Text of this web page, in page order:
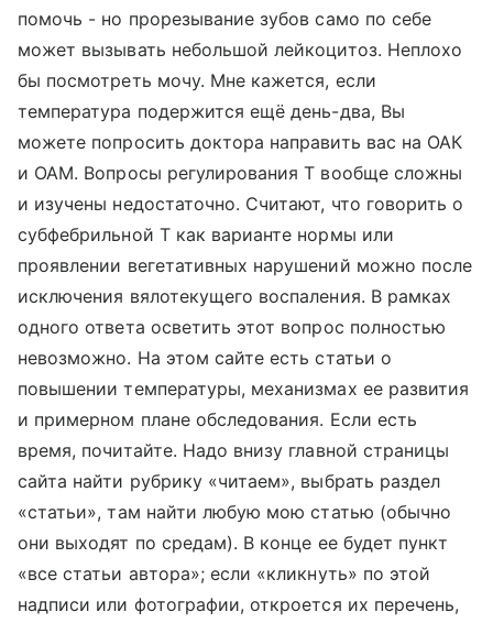
помочь - но прорезывание зубов само по себе
может вызывать небольшой лейкоцитоз. Неплохо
бы посмотреть мочу. Мне кажется, если
температура подержится ещё день-два, Вы
можете попросить доктора направить вас на ОАК
и ОАМ. Вопросы регулирования Т вообще сложны
и изучены недостаточно. Считают, что говорить о
субфебрильной Т как варианте нормы или
проявлении вегетативных нарушений можно после
исключения вялотекущего воспаления. В рамках
одного ответа осветить этот вопрос полностью
невозможно. На этом сайте есть статьи о
повышении температуры, механизмах ее развития
и примерном плане обследования. Если есть
время, почитайте. Надо внизу главной страницы
сайта найти рубрику «читаем», выбрать раздел
«статьи», там найти любую мою статью (обычно
они выходят по средам). В конце ее будет пункт
«все статьи автора»; если «кликнуть» по этой
надписи или фотографии, откроется их перечень,